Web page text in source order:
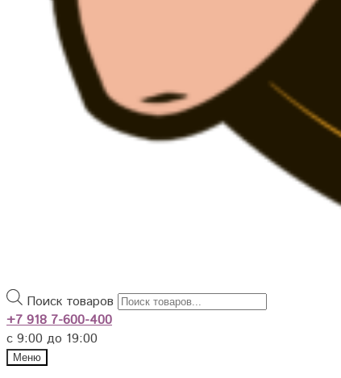
Поиск товаров
+7 918 7-600-400
с 9:00 до 19:00
Меню